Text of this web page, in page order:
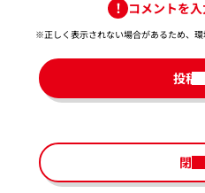
コメントを
※正しく表示されない場合があるため、環
投稿
閉